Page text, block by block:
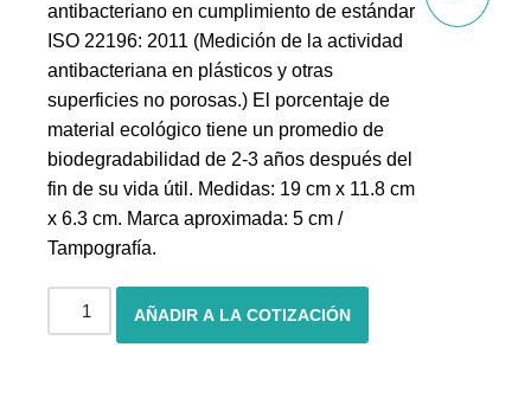
antibacteriano en cumplimiento de estándar
ISO 22196: 2011 (Medición de la actividad
antibacteriana en plásticos y otras
superficies no porosas.) El porcentaje de
material ecológico tiene un promedio de
biodegradabilidad de 2-3 años después del
fin de su vida útil. Medidas: 19 cm x 11.8 cm
x 6.3 cm. Marca aproximada: 5 cm /
Tampografía.
AÑADIR A LA COTIZACIÓN